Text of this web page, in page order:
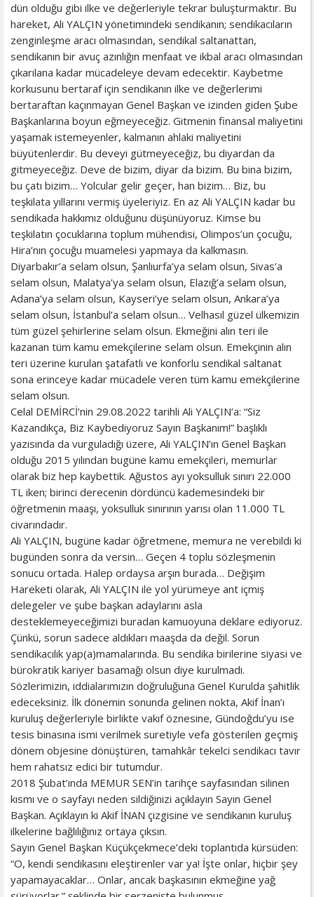
dün olduğu gibi ilke ve değerleriyle tekrar buluşturmaktır. Bu
hareket, Ali YALÇIN yönetimindeki sendikanın; sendikacıların
zenginleşme aracı olmasından, sendikal saltanattan,
sendikanın bir avuç azınlığın menfaat ve ikbal aracı olmasından
çıkarılana kadar mücadeleye devam edecektir. Kaybetme
korkusunu bertaraf için sendikanın ilke ve değerlerimi
bertaraftan kaçınmayan Genel Başkan ve izinden giden Şube
Başkanlarına boyun eğmeyeceğiz. Gitmenin finansal maliyetini
yaşamak istemeyenler, kalmanın ahlaki maliyetini
büyütenlerdir. Bu deveyi gütmeyeceğiz, bu diyardan da
gitmeyeceğiz. Deve de bizim, diyar da bizim. Bu bina bizim,
bu çatı bizim… Yolcular gelir geçer, han bizim… Biz, bu
teşkilata yıllarını vermiş üyeleriyiz. En az Ali YALÇIN kadar bu
sendikada hakkımız olduğunu düşünüyoruz. Kimse bu
teşkilatın çocuklarına toplum mühendisi, Olimpos’un çocuğu,
Hira’nın çocuğu muamelesi yapmaya da kalkmasın.
Diyarbakır’a selam olsun, Şanlıurfa’ya selam olsun, Sivas’a
selam olsun, Malatya’ya selam olsun, Elazığ’a selam olsun,
Adana’ya selam olsun, Kayseri’ye selam olsun, Ankara’ya
selam olsun, İstanbul’a selam olsun… Velhasıl güzel ülkemizin
tüm güzel şehirlerine selam olsun. Ekmeğini alın teri ile
kazanan tüm kamu emekçilerine selam olsun. Emekçinin alın
teri üzerine kurulan şatafatlı ve konforlu sendikal saltanat
sona erinceye kadar mücadele veren tüm kamu emekçilerine
selam olsun.
Celal DEMİRCİ’nin 29.08.2022 tarihli Ali YALÇIN’a: “Siz
Kazandıkça, Biz Kaybediyoruz Sayın Başkanım!” başlıklı
yazısında da vurguladığı üzere, Ali YALÇIN’ın Genel Başkan
olduğu 2015 yılından bugüne kamu emekçileri, memurlar
olarak biz hep kaybettik. Ağustos ayı yoksulluk sınırı 22.000
TL iken; birinci derecenin dördüncü kademesindeki bir
öğretmenin maaşı, yoksulluk sınırının yarısı olan 11.000 TL
civarındadır.
Ali YALÇIN, bugüne kadar öğretmene, memura ne verebildi ki
bugünden sonra da versin… Geçen 4 toplu sözleşmenin
sonucu ortada. Halep ordaysa arşın burada… Değişim
Hareketi olarak, Ali YALÇIN ile yol yürümeye ant içmiş
delegeler ve şube başkan adaylarını asla
desteklemeyeceğimizi buradan kamuoyuna deklare ediyoruz.
Çünkü, sorun sadece aldıkları maaşda da değil. Sorun
sendikacılık yap(a)mamalarında. Bu sendika birilerine siyasi ve
bürokratik kariyer basamağı olsun diye kurulmadı.
Sözlerimizin, iddialarımızın doğruluğuna Genel Kurulda şahitlik
edeceksiniz. İlk dönemin sonunda gelinen nokta, Akif İnan’ı
kuruluş değerleriyle birlikte vakıf öznesine, Gündoğdu’yu ise
tesis binasına ismi verilmek suretiyle vefa gösterilen geçmiş
dönem objesine dönüştüren, tamahkâr tekelci sendikacı tavır
hem rahatsız edici bir tutumdur.
2018 Şubat’ında MEMUR SEN’in tarihçe sayfasından silinen
kısmı ve o sayfayı neden sildiğinizi açıklayın Sayın Genel
Başkan. Açıklayın ki Akif İNAN çizgisine ve sendikanın kuruluş
ilkelerine bağlılığınız ortaya çıksın.
Sayın Genel Başkan Küçükçekmece’deki toplantıda kürsüden:
“O, kendi sendikasını eleştirenler var ya! İşte onlar, hiçbir şey
yapamayacaklar… Onlar, ancak başkasının ekmeğine yağ